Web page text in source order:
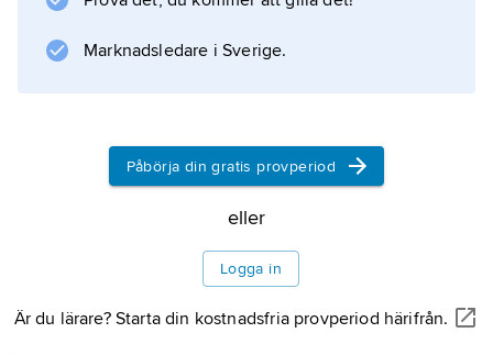
Marknadsledare i Sverige.
Påbörja din gratis provperiod
eller
Logga in
Är du lärare? Starta din kostnadsfria provperiod härifrån.